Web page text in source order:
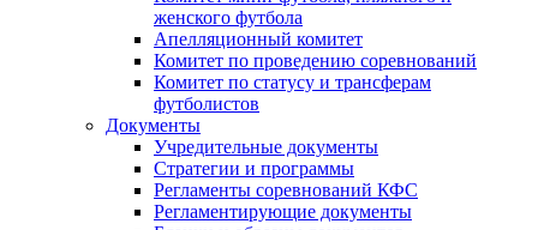
женского футбола
Апелляционный комитет
Комитет по проведению соревнований
Комитет по статусу и трансферам
футболистов
Документы
Учредительные документы
Стратегии и программы
Регламенты соревнований КФС
Регламентирующие документы